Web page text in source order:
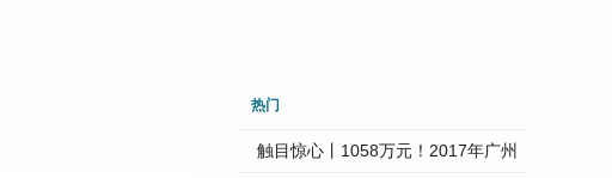
热门
触目惊心丨1058万元！2017年广州